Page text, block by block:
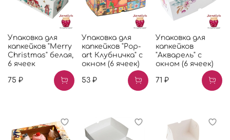
Упаковка для
капкейков "Merry
Christmas" белая,
6 ячеек
75 ₽
Упаковка для
капкейков "Pop-
art Клубничка" с
окном (6 ячеек)
53 ₽
Упаковка для
капкейков
"Акварель" с
окном (6 ячеек)
71 ₽